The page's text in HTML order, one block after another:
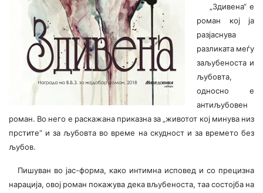
„Здивена“ е
роман кој ја
разјаснува
разликата меѓу
заљубеноста и
љубовта,
односно е
антиљубовен
роман. Во него е раскажана приказна за „животот кој минува низ
прстите“ и за љубовта во време на скудност и за времето без
љубов.
Пишуван во јас-форма, како интимна исповед и со прецизна
нарација, овој роман покажува дека вљубеноста, таа состојба на